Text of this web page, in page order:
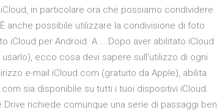
in particolare ora che possiamo condividere
anche possibile utilizzare la condivisione di foto
iCloud per Android. A … Dopo aver abilitato iCloud
ecco cosa devi sapere sull’utilizzo di ogni
e-mail iCloud.com (gratuito da Apple), abilita
sia disponibile su tutti i tuoi dispositivi iCloud.
richiede comunque una serie di passaggi ben